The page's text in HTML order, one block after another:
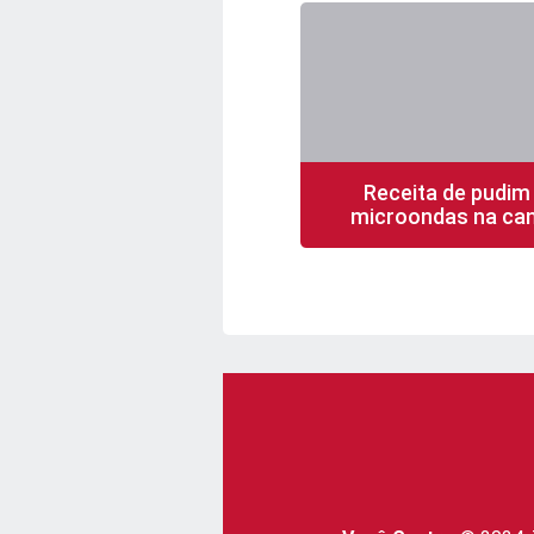
Receita de pudim
microondas na
5 min 1 porção